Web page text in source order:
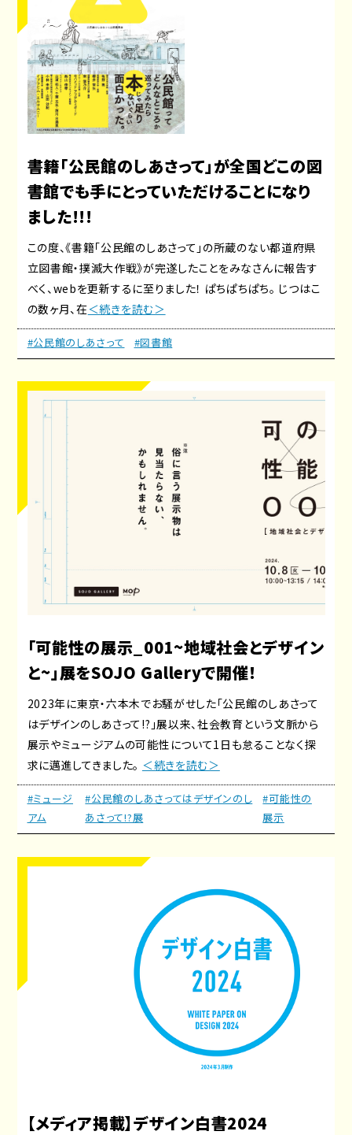
書籍「公民館のしあさって」が全国どこの図
書館でも手にとっていただけることになり
ました!!!
この度、《書籍「公民館のしあさって」の所蔵のない都道府県
立図書館・撲滅大作戦》が完遂したことをみなさんに報告す
べく、webを更新するに至りました！ ぱちぱちぱち。 じつはこ
の数ヶ月、在＜続きを読む＞
#公民館のしあさって #図書館
「可能性の展示_001~地域社会とデザイン
と~」展をSOJO Galleryで開催！
2023年に東京・六本木でお騒がせした「公民館のしあさって
はデザインのしあさって!?」展以来、社会教育という文脈から
展示やミュージアムの可能性について1日も怠ることなく探
求に邁進してきました。 ＜続きを読む＞
#ミュージ
アム
#公民館のしあさってはデザインのし
あさって!?展
#可能性の
展示
【メディア掲載】デザイン白書2024